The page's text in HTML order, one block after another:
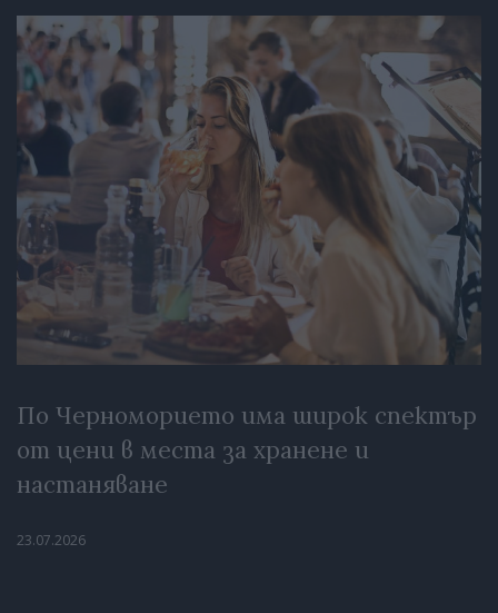
По Черноморието има широк спектър
от цени в места за хранене и
настаняване
23.07.2026